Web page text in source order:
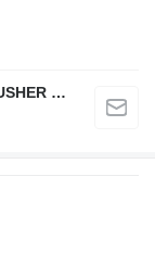
POLYGONMACH ASPHALT CONCRETE CRUSHER SYSTEMS